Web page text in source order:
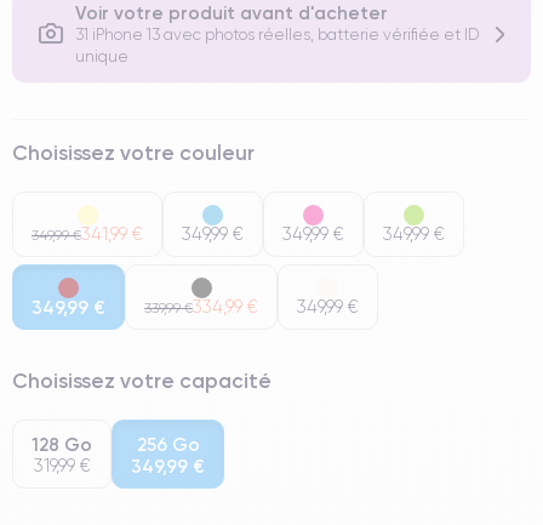
Voir votre produit avant d'acheter
31 iPhone 13 avec photos réelles, batterie vérifiée et ID
unique
Choisissez votre couleur
349,99 €341,99 € 349,99 € 349,99 € 349,99 €
349,99 € 339,99 €334,99 € 349,99 €
Choisissez votre capacité
128 Go
319,99 €
256 Go
349,99 €